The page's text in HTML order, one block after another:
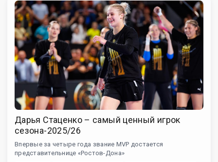
Дарья Стаценко – самый ценный игрок
сезона-2025/26
Впервые за четыре года звание MVP достается
представительнице «Ростов-Дона»